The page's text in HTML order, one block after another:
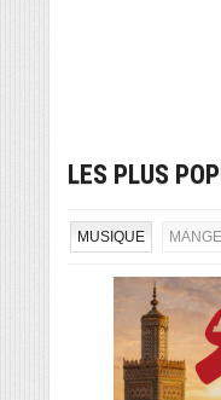
LES PLUS
MUSIQUE